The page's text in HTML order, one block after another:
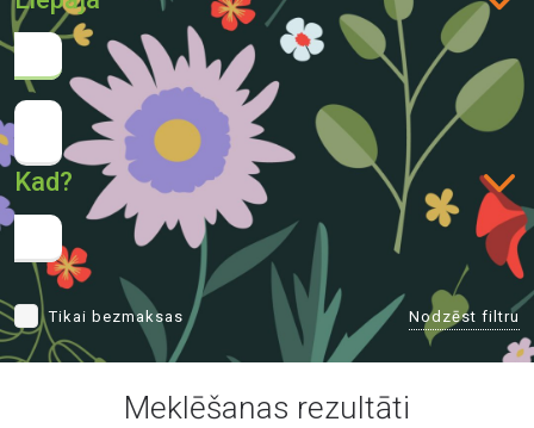
Kad?
Tikai bezmaksas Nodzēst filtru
Meklēšanas rezultāti